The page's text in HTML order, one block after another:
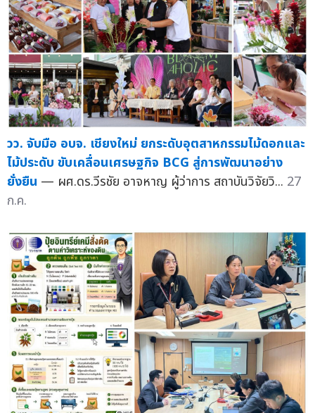
วว. จับมือ อบจ. เชียงใหม่ ยกระดับอุตสาหกรรมไม้ดอกและ
ไม้ประดับ ขับเคลื่อนเศรษฐกิจ BCG สู่การพัฒนาอย่าง
ยั่งยืน — ผศ.ดร.วีรชัย อาจหาญ ผู้ว่าการ สถาบันวิจัยวิ... 27
ก.ค.